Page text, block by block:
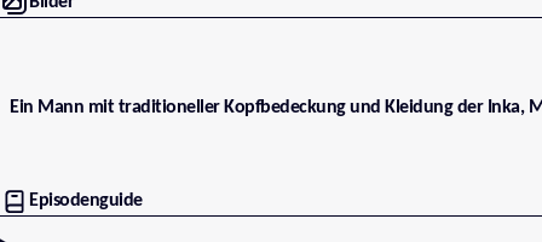
Ein Mann mit traditioneller Kopfbedeckung und Kleidung der Inka,
Episodenguide